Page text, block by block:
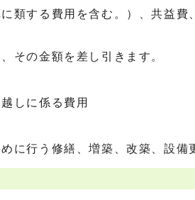
類する費用を含む。）、共益費
その金額を差し引きます。
しに係る費用
に行う修繕、増築、改築、設備